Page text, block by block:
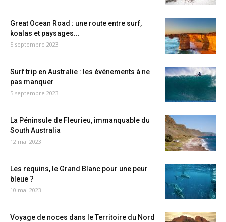
Great Ocean Road : une route entre surf,
koalas et paysages...
5 septembre 2023
Surf trip en Australie : les événements à ne
pas manquer
5 septembre 2023
La Péninsule de Fleurieu, immanquable du
South Australia
12 mai 2023
Les requins, le Grand Blanc pour une peur
bleue ?
10 mai 2023
Voyage de noces dans le Territoire du Nord